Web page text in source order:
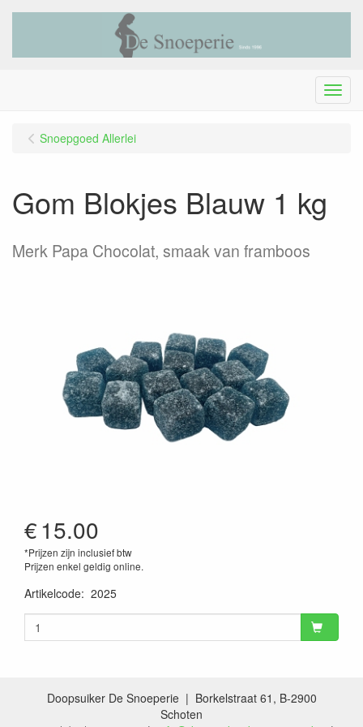
Menu
Snoepgoed Allerlei
Gom Blokjes Blauw 1 kg
Merk Papa Chocolat, smaak van framboos
€15.00
*Prijzen zijn inclusief btw
Prijzen enkel geldig online.
Artikelcode: 2025
Doopsuiker De Snoeperie | Borkelstraat 61, B-2900
Schoten